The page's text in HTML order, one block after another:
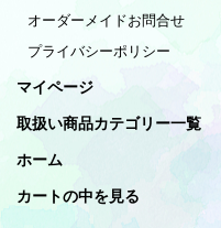
オーダーメイドお問合せ
プライバシーポリシー
マイページ
取扱い商品カテゴリー一覧
ホーム
カートの中を見る